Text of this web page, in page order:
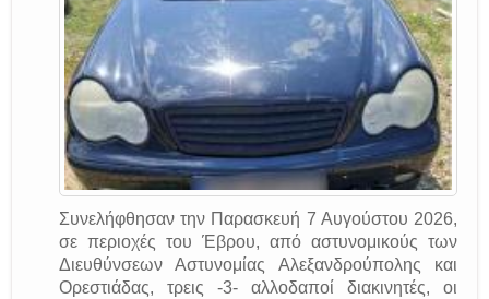
Συνελήφθησαν την Παρασκευή 7 Αυγούστου 2026,
σε περιοχές του Έβρου, από αστυνομικούς των
Διευθύνσεων Αστυνομίας Αλεξανδρούπολης και
Ορεστιάδας, τρεις -3- αλλοδαποί διακινητές, οι